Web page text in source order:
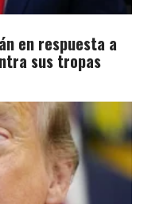
en respuesta a
sus tropas